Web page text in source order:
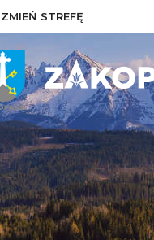
ZMIEŃ STREFĘ